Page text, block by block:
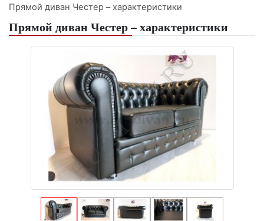
Прямой диван Честер – характеристики
Прямой диван Честер – характеристики